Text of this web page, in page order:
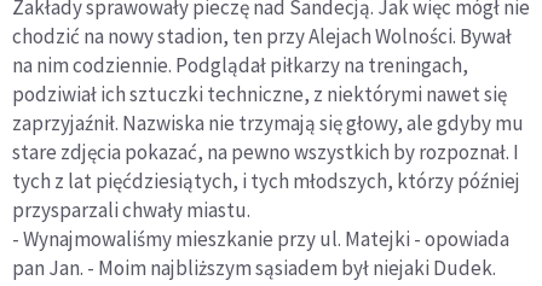
Zakłady sprawowały pieczę nad Sandecją. Jak więc mógł nie
chodzić na nowy stadion, ten przy Alejach Wolności. Bywał
na nim codziennie. Podglądał piłkarzy na treningach,
podziwiał ich sztuczki techniczne, z niektórymi nawet się
zaprzyjaźnił. Nazwiska nie trzymają się głowy, ale gdyby mu
stare zdjęcia pokazać, na pewno wszystkich by rozpoznał. I
tych z lat pięćdziesiątych, i tych młodszych, którzy później
przysparzali chwały miastu.
- Wynajmowaliśmy mieszkanie przy ul. Matejki - opowiada
pan Jan. - Moim najbliższym sąsiadem był niejaki Dudek.